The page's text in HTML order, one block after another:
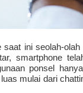
ini seolah-
smartphone
ponsel
mulai dari